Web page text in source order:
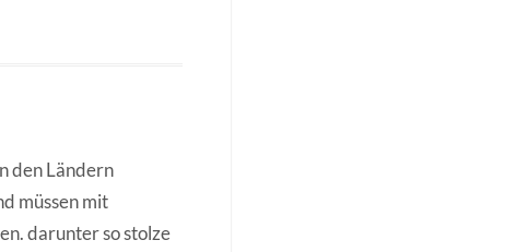
den Ländern
müssen mit
darunter so stolze